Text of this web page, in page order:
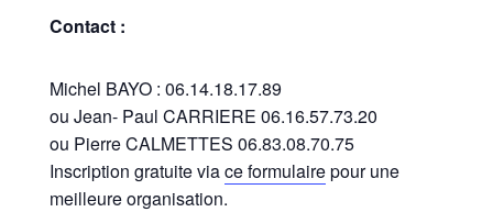
Contact :
Michel BAYO : 06.14.18.17.89
ou Jean- Paul CARRIERE 06.16.57.73.20
ou Pierre CALMETTES 06.83.08.70.75
Inscription gratuite viace formulairepour une
meilleure organisation.